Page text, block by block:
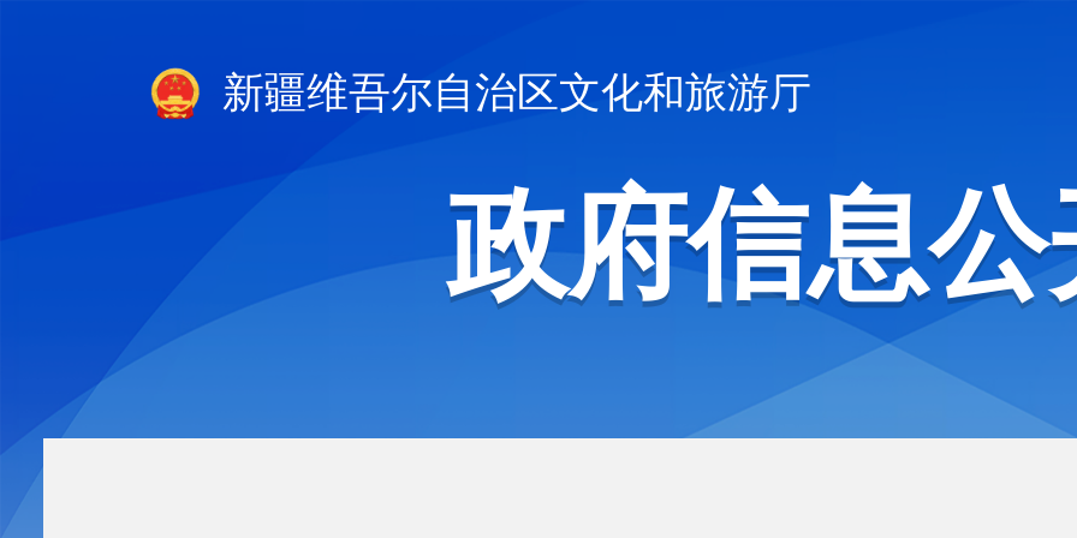
新疆维吾尔自治区文化和旅游厅
政府信息公